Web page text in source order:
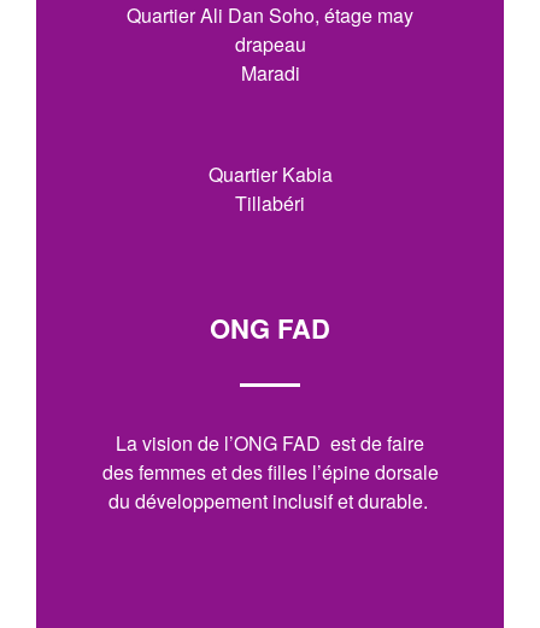
Quartier Ali Dan Soho, étage may
drapeau
Maradi
Quartier Kabia
Tillabéri
ONG FAD
La vision de l’ONG FAD est de faire
des femmes et des filles l’épine dorsale
du développement inclusif et durable.